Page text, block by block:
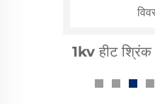
1kv हीट श्रिंक